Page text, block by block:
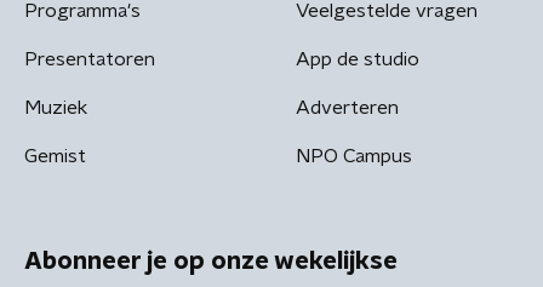
Programma's
Presentatoren
Muziek
Gemist
Veelgestelde vragen
App de studio
Adverteren
NPO Campus
Abonneer je op onze wekelijkse